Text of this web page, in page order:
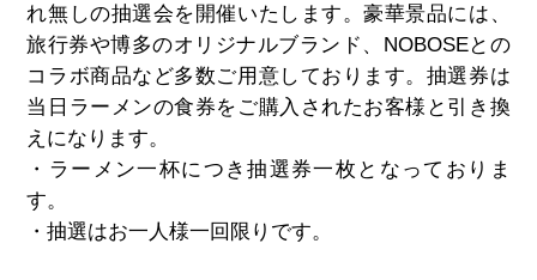
れ無しの抽選会を開催いたします。豪華景品には、
旅行券や博多のオリジナルブランド、NOBOSEとの
コラボ商品など多数ご用意しております。抽選券は
当日ラーメンの食券をご購入されたお客様と引き換
えになります。
・ラーメン一杯につき抽選券一枚となっておりま
す。
・抽選はお一人様一回限りです。